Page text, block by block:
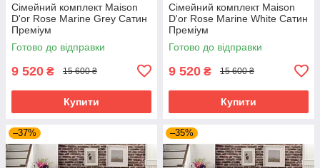
Сімейний комплект Maison
D'or Rose Marine Grey Сатин
Преміум
Готово до відправки
9 520 ₴ 15 600 ₴
Купити
Сімейний комплект Maison
D'or Rose Marine White Сатин
Преміум
Готово до відправки
9 520 ₴ 15 600 ₴
Купити
–37% –35%